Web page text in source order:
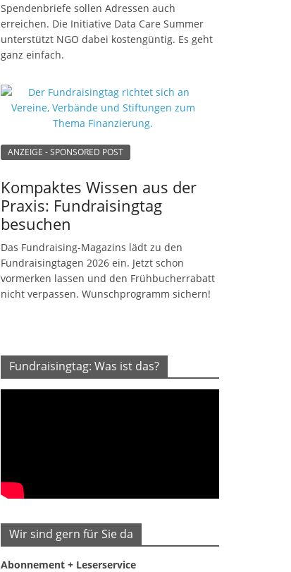
Spendenbriefe sollen Adressen auch
erreichen. Die Initiative Data Care Summer
unterstützt NGO dabei kostengüntig. Es geht
ganz einfach.
ANZEIGE - SPONSORED POST
Kompaktes Wissen aus der
Praxis: Fundraisingtag
besuchen
Das Fundraising-Magazins lädt zu den
Fundraisingtagen 2026 ein. Jetzt schon
vormerken lassen und den Frühbucherrabatt
nicht verpassen. Wunschprogramm sichern!
Fundraisingtag: Was ist das?
Wir sind gern für Sie da
Abonnement + Leserservice